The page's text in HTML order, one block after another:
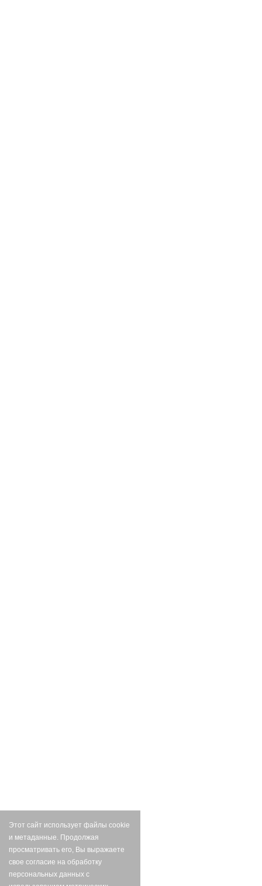
Этот сайт использует файлы cookie
и метаданные. Продолжая
просматривать его, Вы выражаете
свое согласие на обработку
персональных данных с